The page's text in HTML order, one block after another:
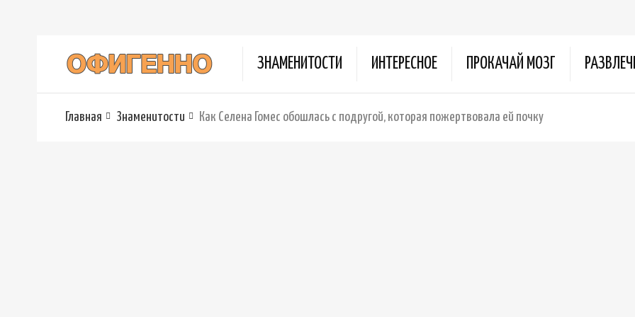
ЗНАМЕНИТОСТИ ИНТЕРЕСНОЕ ПРОКАЧАЙ МОЗГ
Главная Знаменитости Как Селена Гомес обошлась с подругой, которая пожертвовала ей почку